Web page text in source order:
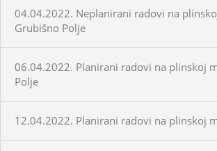
04.04.2022. Neplanirani radovi na
Grubišno Polje
06.04.2022. Planirani radovi na plinskoj
Polje
12.04.2022. Planirani radovi na plinskoj